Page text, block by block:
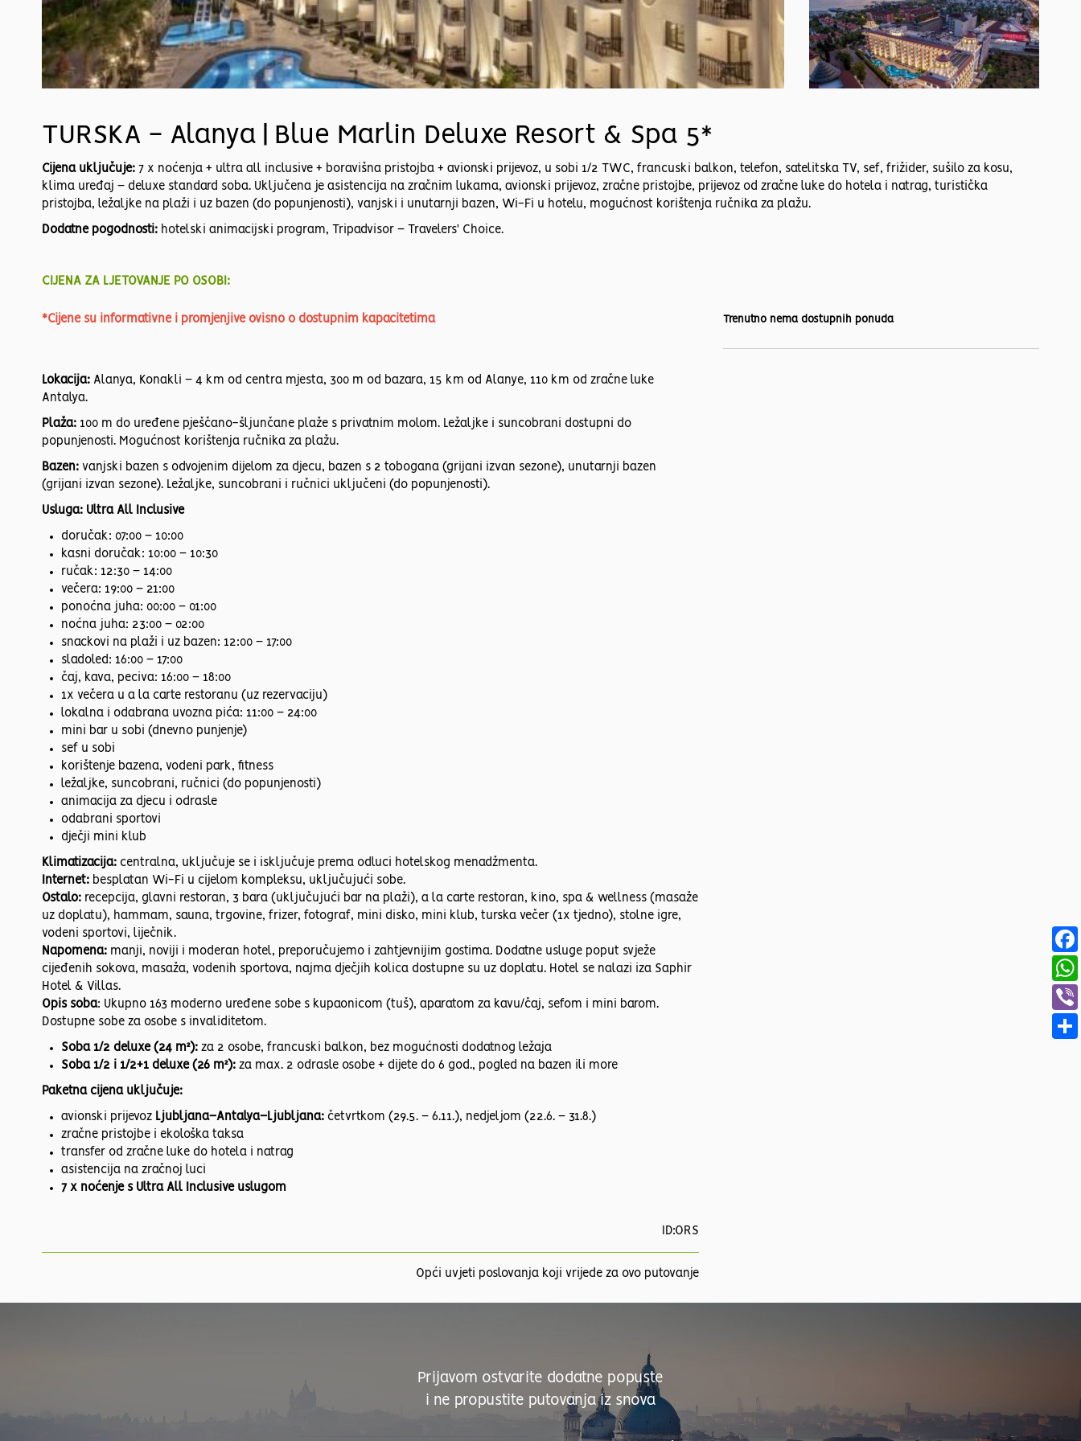
TURSKA - Alanya | Blue Marlin Deluxe Resort & Spa 5*
Cijena uključuje: 7 x noćenja + ultra all inclusive + boravišna pristojba + avionski prijevoz, u sobi 1/2 TWC, francuski balkon, telefon, satelitska TV, sef, frižider, sušilo za kosu,
klima uređaj – deluxe standard soba. Uključena je asistencija na zračnim lukama, avionski prijevoz, zračne pristojbe, prijevoz od zračne luke do hotela i natrag, turistička
pristojba, ležaljke na plaži i uz bazen (do popunjenosti), vanjski i unutarnji bazen, Wi-Fi u hotelu, mogućnost korištenja ručnika za plažu.
Dodatne pogodnosti: hotelski animacijski program, Tripadvisor – Travelers' Choice.
CIJENA ZA LJETOVANJE PO OSOBI:
*Cijene su informativne i promjenjive ovisno o dostupnim kapacitetima
Lokacija: Alanya, Konakli – 4 km od centra mjesta, 300 m od bazara, 15 km od Alanye, 110 km od zračne luke
Antalya.
Plaža: 100 m do uređene pješčano-šljunčane plaže s privatnim molom. Ležaljke i suncobrani dostupni do
popunjenosti. Mogućnost korištenja ručnika za plažu.
Bazen: vanjski bazen s odvojenim dijelom za djecu, bazen s 2 tobogana (grijani izvan sezone), unutarnji bazen
(grijani izvan sezone). Ležaljke, suncobrani i ručnici uključeni (do popunjenosti).
Usluga: Ultra All Inclusive
doručak: 07:00 – 10:00
kasni doručak: 10:00 – 10:30
ručak: 12:30 – 14:00
večera: 19:00 – 21:00
ponoćna juha: 00:00 – 01:00
noćna juha: 23:00 – 02:00
snackovi na plaži i uz bazen: 12:00 – 17:00
sladoled: 16:00 – 17:00
čaj, kava, peciva: 16:00 – 18:00
1x večera u a la carte restoranu (uz rezervaciju)
lokalna i odabrana uvozna pića: 11:00 – 24:00
mini bar u sobi (dnevno punjenje)
sef u sobi
korištenje bazena, vodeni park, fitness
ležaljke, suncobrani, ručnici (do popunjenosti)
animacija za djecu i odrasle
odabrani sportovi
dječji mini klub
Klimatizacija: centralna, uključuje se i isključuje prema odluci hotelskog menadžmenta.
Internet: besplatan Wi-Fi u cijelom kompleksu, uključujući sobe.
Ostalo: recepcija, glavni restoran, 3 bara (uključujući bar na plaži), a la carte restoran, kino, spa & wellness (masaže
uz doplatu), hammam, sauna, trgovine, frizer, fotograf, mini disko, mini klub, turska večer (1x tjedno), stolne igre,
vodeni sportovi, liječnik.
Napomena: manji, noviji i moderan hotel, preporučujemo i zahtjevnijim gostima. Dodatne usluge poput svježe
cijeđenih sokova, masaža, vodenih sportova, najma dječjih kolica dostupne su uz doplatu. Hotel se nalazi iza Saphir
Hotel & Villas.
Opis soba: Ukupno 163 moderno uređene sobe s kupaonicom (tuš), aparatom za kavu/čaj, sefom i mini barom.
Dostupne sobe za osobe s invaliditetom.
Soba 1/2 deluxe (24 m²): za 2 osobe, francuski balkon, bez mogućnosti dodatnog ležaja
Soba 1/2 i 1/2+1 deluxe (26 m²): za max. 2 odrasle osobe + dijete do 6 god., pogled na bazen ili more
Paketna cijena uključuje:
avionski prijevoz Ljubljana–Antalya–Ljubljana: četvrtkom (29.5. – 6.11.), nedjeljom (22.6. – 31.8.)
zračne pristojbe i ekološka taksa
transfer od zračne luke do hotela i natrag
asistencija na zračnoj luci
7 x noćenje s Ultra All Inclusive uslugom
ID:ORS
Opći uvjeti poslovanja koji vrijede za ovo putovanje
Trenutno nema dostupnih ponuda
Prijavom ostvarite dodatne popuste
i ne propustite putovanja iz snova